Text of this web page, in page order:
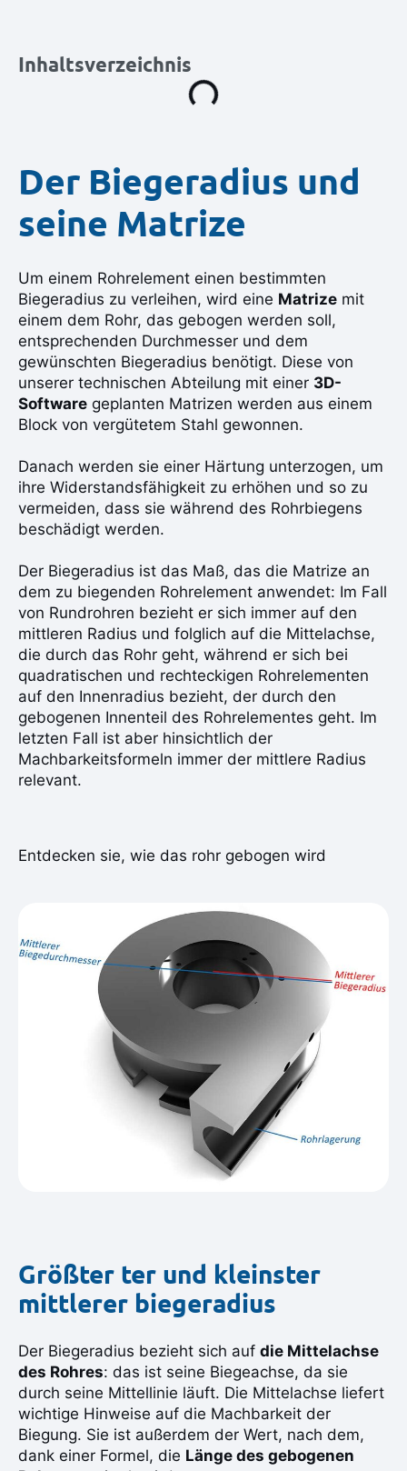
Inhaltsverzeichnis
Der Biegeradius und
seine Matrize
Um einem Rohrelement einen bestimmten
Biegeradius zu verleihen, wird eine Matrize mit
einem dem Rohr, das gebogen werden soll,
entsprechenden Durchmesser und dem
gewünschten Biegeradius benötigt. Diese von
unserer technischen Abteilung mit einer 3D-
Software geplanten Matrizen werden aus einem
Block von vergütetem Stahl gewonnen.
Danach werden sie einer Härtung unterzogen, um
ihre Widerstandsfähigkeit zu erhöhen und so zu
vermeiden, dass sie während des Rohrbiegens
beschädigt werden.
Der Biegeradius ist das Maß, das die Matrize an
dem zu biegenden Rohrelement anwendet: Im Fall
von Rundrohren bezieht er sich immer auf den
mittleren Radius und folglich auf die Mittelachse,
die durch das Rohr geht, während er sich bei
quadratischen und rechteckigen Rohrelementen
auf den Innenradius bezieht, der durch den
gebogenen Innenteil des Rohrelementes geht. Im
letzten Fall ist aber hinsichtlich der
Machbarkeitsformeln immer der mittlere Radius
relevant.
Entdecken sie, wie das rohr gebogen wird
Größter ter und kleinster
mittlerer biegeradius
Der Biegeradius bezieht sich auf die Mittelachse
des Rohres: das ist seine Biegeachse, da sie
durch seine Mittellinie läuft. Die Mittelachse liefert
wichtige Hinweise auf die Machbarkeit der
Biegung. Sie ist außerdem der Wert, nach dem,
dank einer Formel, die Länge des gebogenen